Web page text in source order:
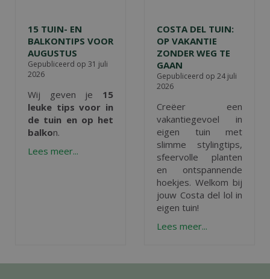
15 TUIN- EN
BALKONTIPS VOOR
AUGUSTUS
Gepubliceerd op 31 juli
2026
Wij geven je 15
leuke tips voor in
de tuin en op het
balkon.
Lees meer...
COSTA DEL TUIN:
OP VAKANTIE
ZONDER WEG TE
GAAN
Gepubliceerd op 24 juli
2026
Creëer een
vakantiegevoel in
eigen tuin met
slimme stylingtips,
sfeervolle planten
en ontspannende
hoekjes. Welkom bij
jouw Costa del lol in
eigen tuin!
Lees meer...